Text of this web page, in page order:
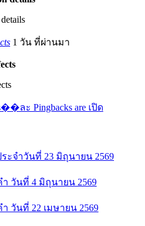
1 วัน ที่ผ่านมา
ละ Pingbacks are เปิด
ะจำวันที่ 23 มิถุนายน 2569
วันที่ 4 มิถุนายน 2569
วันที่ 22 เมษายน 2569